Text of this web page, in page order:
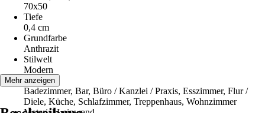
70x50
Tiefe
0,4 cm
Grundfarbe
Anthrazit
Stilwelt
Modern
Räume
Badezimmer, Bar, Büro / Kanzlei / Praxis, Esszimmer, Flur /
Diele, Küche, Schlafzimmer, Treppenhaus, Wohnzimmer
Mehr anzeigen